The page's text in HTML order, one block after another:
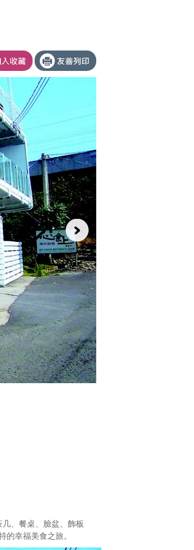
、餐桌、臉盆、飾板
的幸福美食之旅。